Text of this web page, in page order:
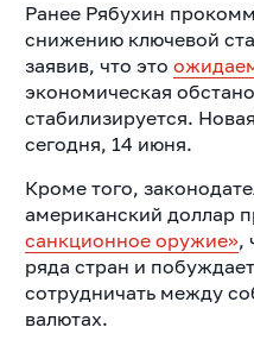
Ранее Рябухин
снижению ключевой
заявив, что это
экономическая
стабилизируется.
сегодня, 14 июня.
Кроме того,
американский доллар
санкционное оружие»,
ряда стран и
сотрудничать между
валютах.